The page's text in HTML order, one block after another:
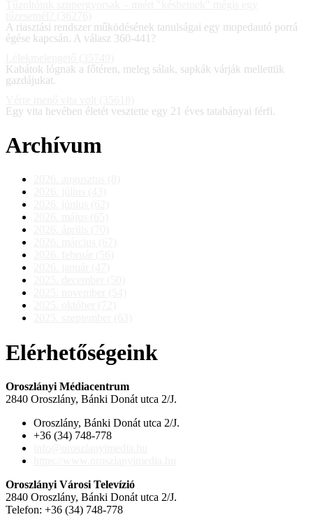
A riasztási rendszer működésének tanulságai egy mopedautó porrá
égése kapcsán. A válasz 360-441?
Kabátok lógnak a főtéren, meleg sálak, sapkák várják mellettük
gazdájukat.
Egy vita hevében életét vesztette egy 21 éves tatabányai férfi.
Archívum
Elérhetőségeink
Oroszlányi Médiacentrum
2840 Oroszlány, Bánki Donát utca 2/J.
Oroszlány, Bánki Donát utca 2/J.
+36 (34) 748-778
Oroszlányi Városi Televízió
2840 Oroszlány, Bánki Donát utca 2/J.
Telefon: +36 (34) 748-778